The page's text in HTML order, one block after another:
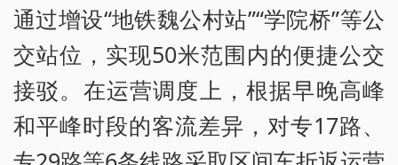
通过增设“地铁魏公村站”“学院桥”等公
交站位，实现50米范围内的便捷公交
接驳。在运营调度上，根据早晚高峰
和平峰时段的客流差异，对专17路、